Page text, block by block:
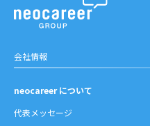
会社情報
neocareer について
代表メッセージ